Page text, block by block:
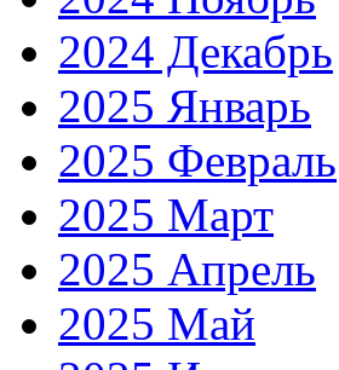
2024 Декабрь
2025 Январь
2025 Февраль
2025 Март
2025 Апрель
2025 Май